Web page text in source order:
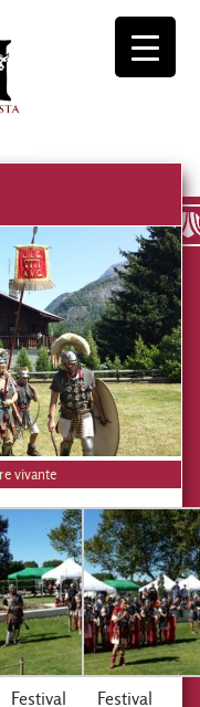
vivante
Festival
Festival